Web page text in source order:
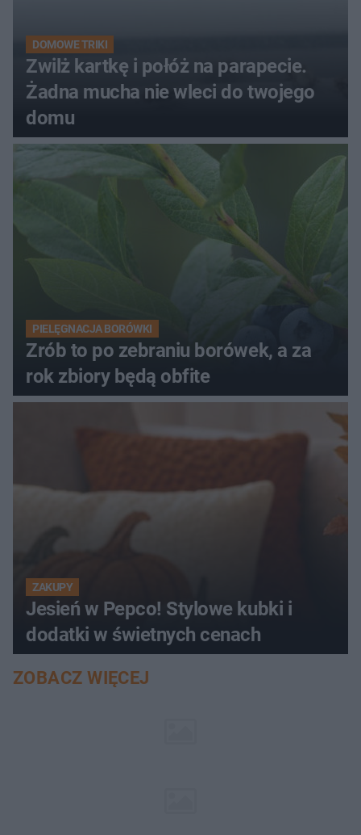
DOMOWE TRIKI
Zwilż kartkę i połóż na parapecie.
Żadna mucha nie wleci do twojego
domu
PIELĘGNACJA BORÓWKI
Zrób to po zebraniu borówek, a za
rok zbiory będą obfite
ZAKUPY
Jesień w Pepco! Stylowe kubki i
dodatki w świetnych cenach
ZOBACZ WIĘCEJ